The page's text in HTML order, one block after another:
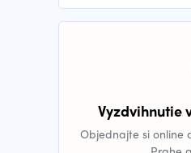
Vyzdvihnutie
Objednajte si online